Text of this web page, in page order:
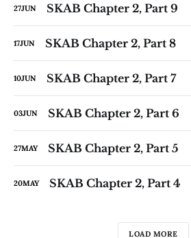
27JUN SKAB Chapter 2, Part 9
17JUN SKAB Chapter 2, Part 8
10JUN SKAB Chapter 2, Part 7
03JUN SKAB Chapter 2, Part 6
27MAY SKAB Chapter 2, Part 5
20MAY SKAB Chapter 2, Part 4
LOAD MORE